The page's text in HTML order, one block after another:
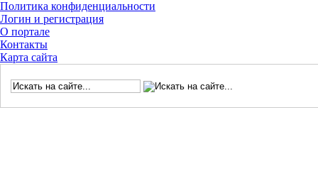
Политика конфиденциальности
Логин и регистрация
О портале
Контакты
Карта сайта